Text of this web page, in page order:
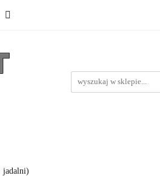
do przelewu
jadalni)